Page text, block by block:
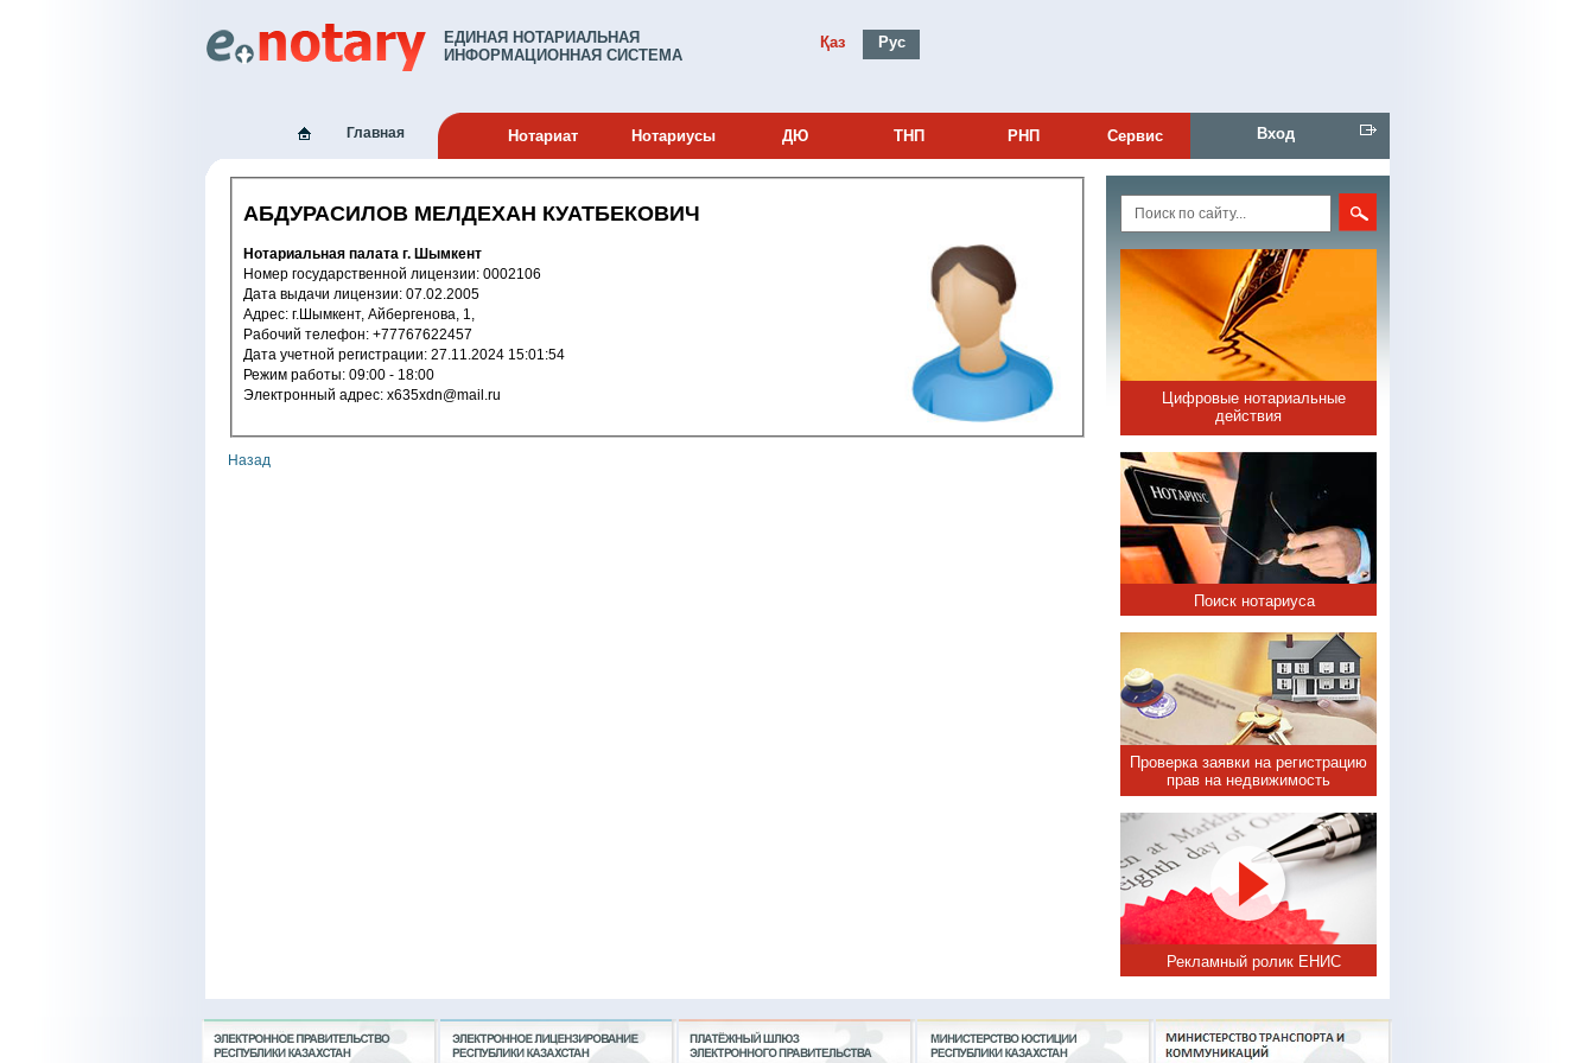
ЕДИНАЯ НОТАРИАЛЬНАЯ
ИНФОРМАЦИОННАЯ СИСТЕМА
Қаз Рус
Главная Нотариат Нотариусы ДЮ ТНП РНП Сервис Вход
АБДУРАСИЛОВ МЕЛДЕХАН КУАТБЕКОВИЧ
Нотариальная палата г. Шымкент
Номер государственной лицензии: 0002106
Дата выдачи лицензии: 07.02.2005
Адрес: г.Шымкент, Айбергенова, 1,
Рабочий телефон: +77767622457
Дата учетной регистрации: 27.11.2024 15:01:54
Режим работы: 09:00 - 18:00
Электронный адрес: x635xdn@mail.ru
Назад
Цифровые нотариальные
действия
Поиск нотариуса
Проверка заявки на регистрацию
прав на недвижимость
Рекламный ролик ЕНИС